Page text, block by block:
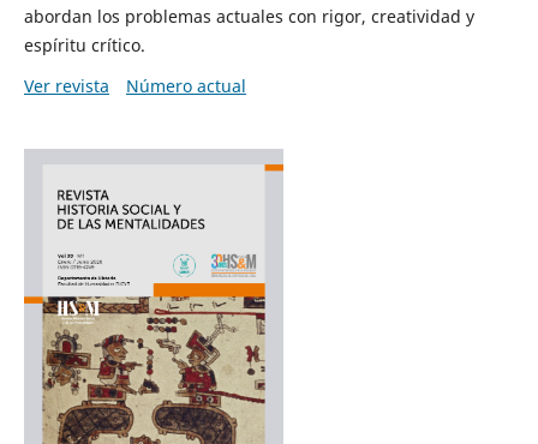
abordan los problemas actuales con rigor, creatividad y
espíritu crítico.
Ver revista
Número actual